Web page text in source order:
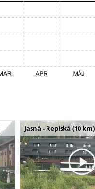
Jasná - Repiská (10 km)